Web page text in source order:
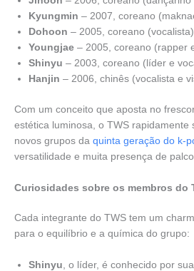
Kyungmin – 2007, coreano
Dohoon – 2005, coreano (vocalista)
Youngjae – 2005, coreano (rapper
Shinyu – 2003, coreano (líder e
Hanjin – 2006, chinês (vocalista e
Com um conceito que aposta no
estética luminosa, o TWS rapidamente
novos grupos da quinta geração do k-
versatilidade e muita presença de palco.
Curiosidades sobre os membros do
Cada integrante do TWS tem um
para o equilíbrio e a química do grupo:
Shinyu, o líder, é conhecido por